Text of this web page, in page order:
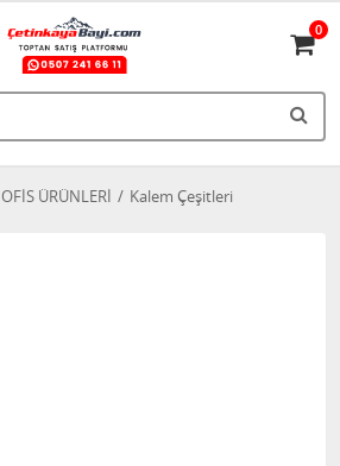
0
OFİS ÜRÜNLERİ Kalem Çeşitleri